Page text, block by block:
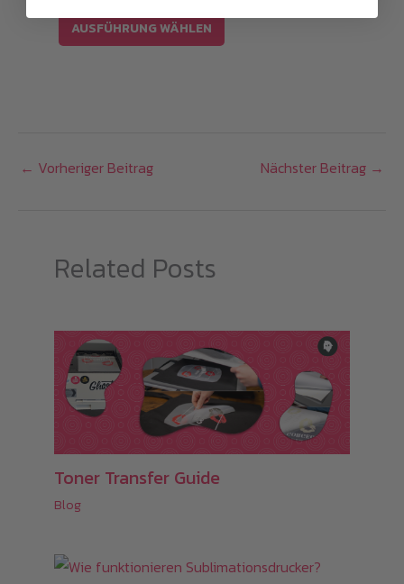
AUSFÜHRUNG WÄHLEN
Dieses
Produkt
gewählt
werden
← Vorheriger Beitrag Nächster Beitrag →
Related Posts
Toner Transfer Guide
Blog